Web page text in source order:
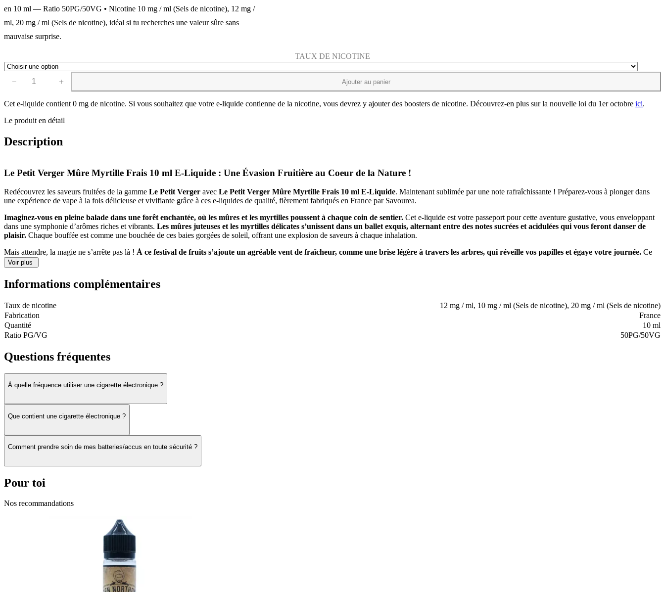
en 10 ml — Ratio 50PG/50VG • Nicotine 10 mg / ml (Sels de nicotine), 12 mg /
ml, 20 mg / ml (Sels de nicotine), idéal si tu recherches une valeur sûre sans
mauvaise surprise.
TAUX DE NICOTINE
Le
Verger
Mûre
Myrtille
ml
Liquide
− ＋ Ajouter au panier
Cet e-liquide contient 0 mg de nicotine. Si vous souhaitez que votre e-liquide contienne de la nicotine, vous devrez y ajouter des boosters de nicotine. Découvrez-en plus sur la nouvelle loi du 1er octobre ici.
Le produit en détail
Description
Le Petit Verger Mûre Myrtille Frais 10 ml E-Liquide : Une Évasion Fruitière au Coeur de la Nature !
Redécouvrez les saveurs fruitées de la gamme Le Petit Verger avec Le Petit Verger Mûre Myrtille Frais 10 ml E-Liquide. Maintenant sublimée par une note rafraîchissante ! Préparez-vous à plonger dans
une expérience de vape à la fois délicieuse et vivifiante grâce à ces e-liquides de qualité, fièrement fabriqués en France par Savourea.
Imaginez-vous en pleine balade dans une forêt enchantée, où les mûres et les myrtilles poussent à chaque coin de sentier. Cet e-liquide est votre passeport pour cette aventure gustative, vous enveloppant
dans une symphonie d’arômes riches et vibrants. Les mûres juteuses et les myrtilles délicates s’unissent dans un ballet exquis, alternant entre des notes sucrées et acidulées qui vous feront danser de
plaisir. Chaque bouffée est comme une bouchée de ces baies gorgées de soleil, offrant une explosion de saveurs à chaque inhalation.
Mais attendre, la magie ne s’arrête pas là ! À ce festival de fruits s’ajoute un agréable vent de fraîcheur, comme une brise légère à travers les arbres, qui réveille vos papilles et égaye votre journée. Ce
mélange parfait est conçu pour ravir tous les vapoteurs et vapoteuses en quête de sensations fraîches et fruitées.
Avec
Le Petit Verger Mûre Myrtille Frais 10 ml E-Liquide
oublier le quotidien et vous transportera au cœur d’une forêt fruitée où la fraîcheur est reine !
Important: E-liquide déjà nicotiné, vendu en flacon de 10 ml.
Fabriqué en France ; Dosage PG/VG : 50 % / 50 %. S’adapte à tout type de matériel.
Obtenez des réductions ou les dernières informations sur nos produits en nous suivant sur nos réseaux sociaux :
Voir plus
Informations complémentaires
Taux de nicotine
12 mg / ml, 10 mg / ml (Sels de nicotine), 20 mg / ml (Sels de nicotine)
Fabrication
France
Quantité
10 ml
Ratio PG/VG
50PG/50VG
Questions fréquentes
À quelle fréquence utiliser une cigarette électronique ?
Que contient une cigarette électronique ?
Comment prendre soin de mes batteries/accus en toute sécurité ?
Pour toi
Nos recommandations